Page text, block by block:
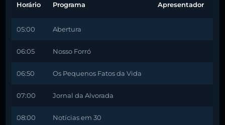
Horário Programa Apresentador
05:00 Abertura
06:05 Nosso Forró
06:50 Os Pequenos Fatos da Vida
07:00 Jornal da Alvorada
08:00 Notícias em 30